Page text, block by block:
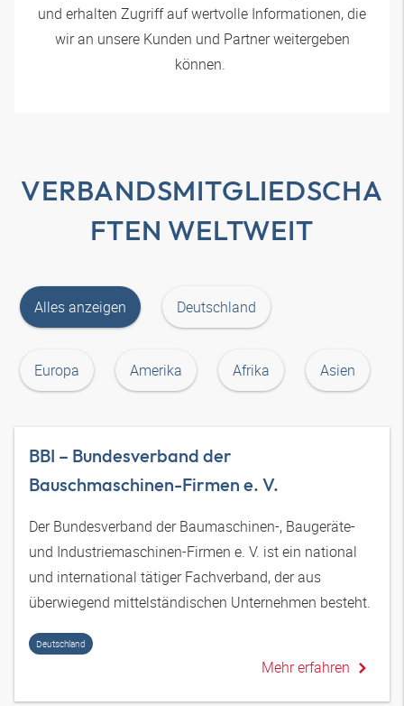
und erhalten Zugriff auf wertvolle Informationen, die
wir an unsere Kunden und Partner weitergeben
können.
VERBANDSMITGLIEDSCHA
FTEN WELTWEIT
Alles anzeigen Deutschland
Europa Amerika Afrika Asien
BBI – Bundesverband der
Bauschmaschinen-Firmen e. V.
Der Bundesverband der Baumaschinen-, Baugeräte-
und Industriemaschinen-Firmen e. V. ist ein national
und international tätiger Fachverband, der aus
überwiegend mittelständischen Unternehmen besteht.
Deutschland
Mehr erfahren